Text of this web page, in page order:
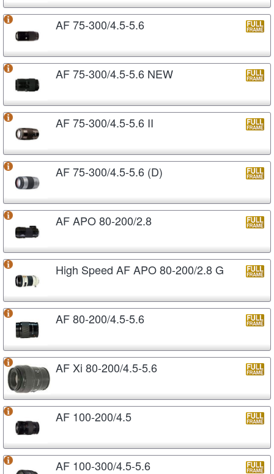
AF 75-300/4.5-5.6
AF 75-300/4.5-5.6 NEW
AF 75-300/4.5-5.6 II
AF 75-300/4.5-5.6 (D)
AF APO 80-200/2.8
High Speed AF APO 80-200/2.8 G
AF 80-200/4.5-5.6
AF Xi 80-200/4.5-5.6
AF 100-200/4.5
AF 100-300/4.5-5.6